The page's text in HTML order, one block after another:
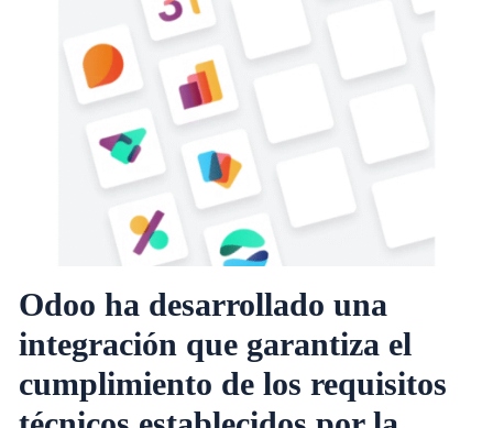
Odoo ha desarrollado una
integración que garantiza el
cumplimiento de los requisitos